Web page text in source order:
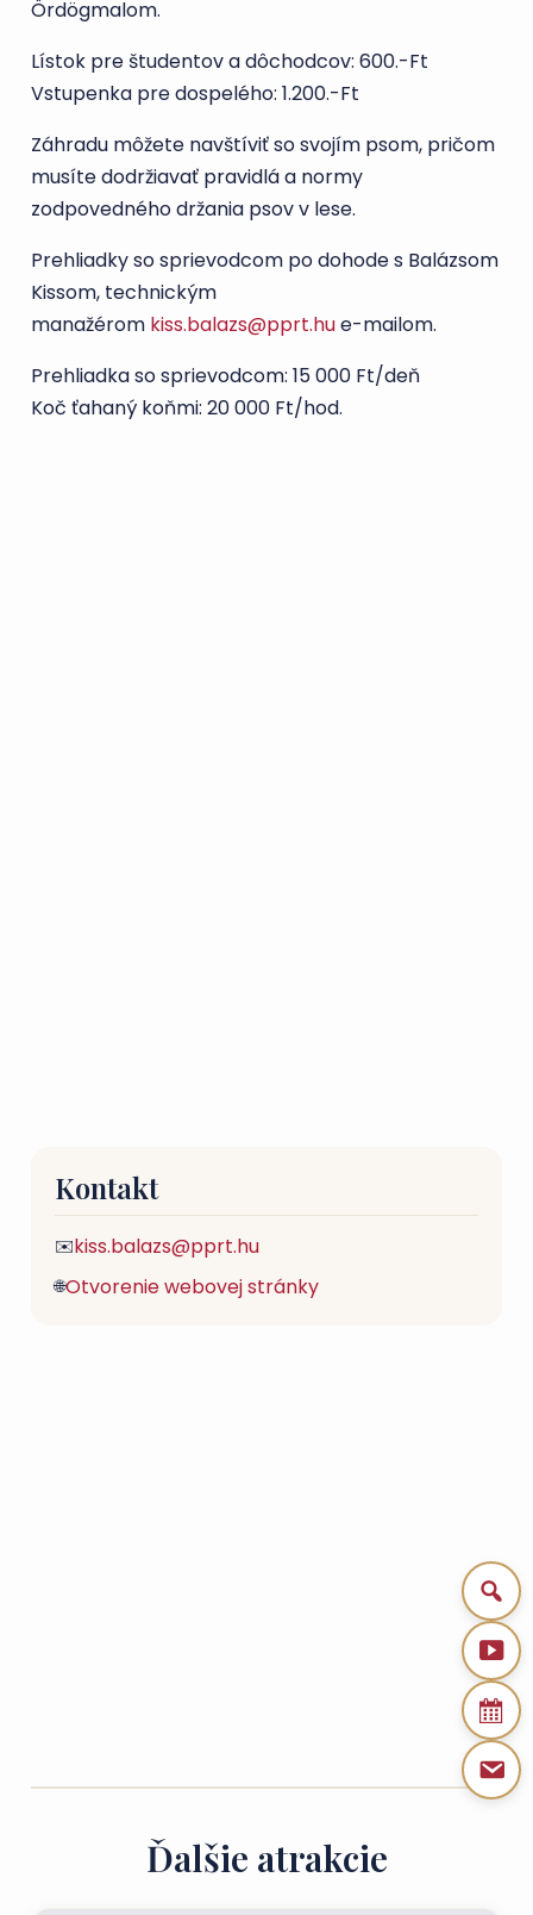
Ördögmalom.
Lístok pre študentov a dôchodcov: 600.-Ft
Vstupenka pre dospelého: 1.200.-Ft
Záhradu môžete navštíviť so svojím psom, pričom
musíte dodržiavať pravidlá a normy
zodpovedného držania psov v lese.
Prehliadky so sprievodcom po dohode s Balázsom
Kissom, technickým
manažérom kiss.balazs@pprt.hue-mailom.
Prehliadka so sprievodcom: 15 000 Ft/deň
Koč ťahaný koňmi: 20 000 Ft/hod.
Kontakt
✉️kiss.balazs@pprt.hu
🌐Otvorenie webovej stránky
Ďalšie atrakcie